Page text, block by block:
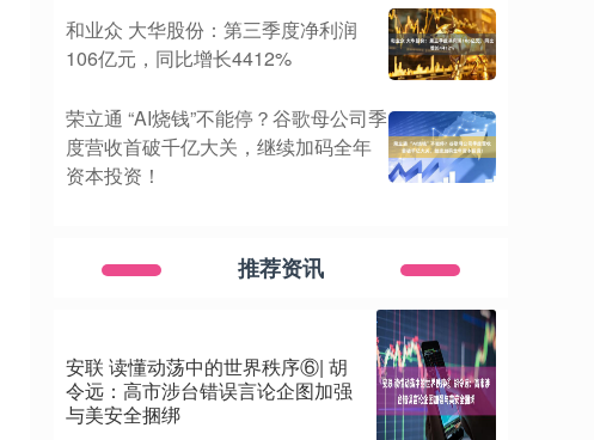
和业众 大华股份：第三季度净利润
106亿元，同比增长4412%
荣立通 “AI烧钱”不能停？谷歌母公司季
度营收首破千亿大关，继续加码全年
资本投资！
推荐资讯
安联 读懂动荡中的世界秩序⑥| 胡
令远：高市涉台错误言论企图加强
与美安全捆绑